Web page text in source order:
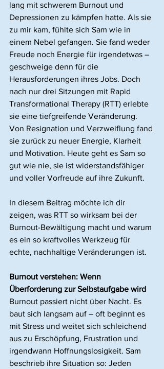
lang mit schwerem Burnout und
Depressionen zu kämpfen hatte. Als sie
zu mir kam, fühlte sich Sam wie in
einem Nebel gefangen. Sie fand weder
Freude noch Energie für irgendetwas –
geschweige denn für die
Herausforderungen ihres Jobs. Doch
nach nur drei Sitzungen mit Rapid
Transformational Therapy (RTT) erlebte
sie eine tiefgreifende Veränderung.
Von Resignation und Verzweiflung fand
sie zurück zu neuer Energie, Klarheit
und Motivation. Heute geht es Sam so
gut wie nie, sie ist widerstandsfähiger
und voller Vorfreude auf ihre Zukunft.
In diesem Beitrag möchte ich dir
zeigen, was RTT so wirksam bei der
Burnout-Bewältigung macht und warum
es ein so kraftvolles Werkzeug für
echte, nachhaltige Veränderungen ist.
Burnout verstehen: Wenn
Überforderung zur Selbstaufgabe wird
Burnout passiert nicht über Nacht. Es
baut sich langsam auf – oft beginnt es
mit Stress und weitet sich schleichend
aus zu Erschöpfung, Frustration und
irgendwann Hoffnungslosigkeit. Sam
beschrieb ihre Situation so: Jeden